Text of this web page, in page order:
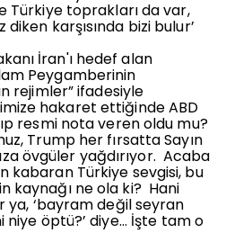
Türkiye toprakları da var,
karşısında bizi bulur’
İran'ı hedef alan
Peygamberinin
rejimler” ifadesiyle
hakaret ettiğinde ABD
resmi nota veren oldu mu?
Trump her fırsatta Sayın
övgüler yağdırıyor. Acaba
kabaran Türkiye sevgisi, bu
kaynağı ne ola ki? Hani
ya, ‘bayram değil seyran
öptü?’ diye... İşte tam o